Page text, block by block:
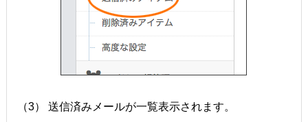
（3） 送信済みメールが一覧表示されます。